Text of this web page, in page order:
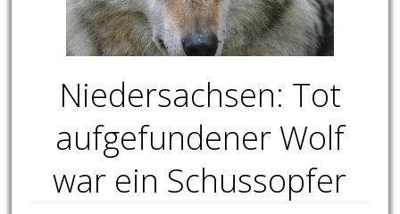
Niedersachsen: Tot
aufgefundener Wolf
war ein Schussopfer